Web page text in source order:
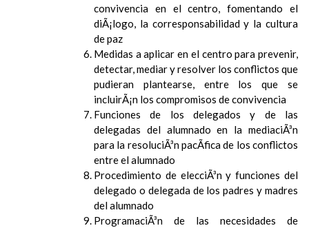
convivencia en el centro, fomentando el
diÃ¡logo, la corresponsabilidad y la cultura
de paz
Medidas a aplicar en el centro para prevenir,
detectar, mediar y resolver los conflictos que
pudieran plantearse, entre los que se
incluirÃ¡n los compromisos de convivencia
Funciones de los delegados y de las
delegadas del alumnado en la mediaciÃ³n
para la resoluciÃ³n pacÃ­fica de los conflictos
entre el alumnado
Procedimiento de elecciÃ³n y funciones del
delegado o delegada de los padres y madres
del alumnado
ProgramaciÃ³n de las necesidades de